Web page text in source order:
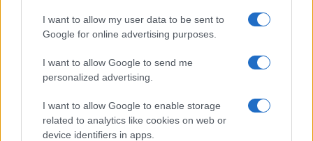
I want to allow my user data to be sent to
Google for online advertising purposes.
I want to allow Google to send me
personalized advertising.
I want to allow Google to enable storage
related to analytics like cookies on web or
device identifiers in apps.